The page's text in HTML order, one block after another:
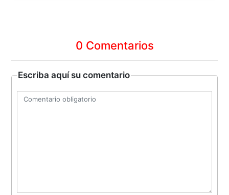
0 Comentarios
Escriba aquí su comentario